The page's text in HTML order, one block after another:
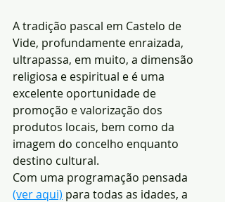
A tradição pascal em Castelo de
Vide, profundamente enraizada,
ultrapassa, em muito, a dimensão
religiosa e espiritual e é uma
excelente oportunidade de
promoção e valorização dos
produtos locais, bem como da
imagem do concelho enquanto
destino cultural.
Com uma programação pensada
(ver aqui) para todas as idades, a